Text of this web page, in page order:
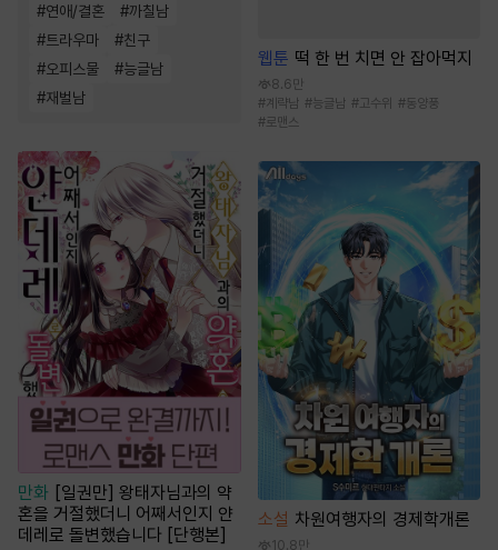
#연애/결혼 #까칠남
#트라우마 #친구
#오피스물 #능글남
#재벌남
만화 [일권만] 왕태자님과의 약
혼을 거절했더니 어째서인지 얀
데레로 돌변했습니다 [단행본]
웹툰 떡 한 번 치면 안 잡아먹지
8.6만
#계략남 #능글남 #고수위 #동양풍
#로맨스
소설 차원여행자의 경제학개론
10.8만